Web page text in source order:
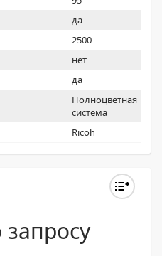
да
2500
нет
да
Полноцветная
система
Ricoh